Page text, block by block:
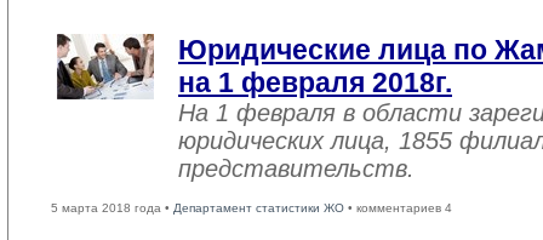
Юридические лица по
на 1 февраля 2018г.
На 1 февраля в области
юридических лица, 1855
представительств.
5 марта 2018 года • Департамент статистики ЖО • комментариев 4